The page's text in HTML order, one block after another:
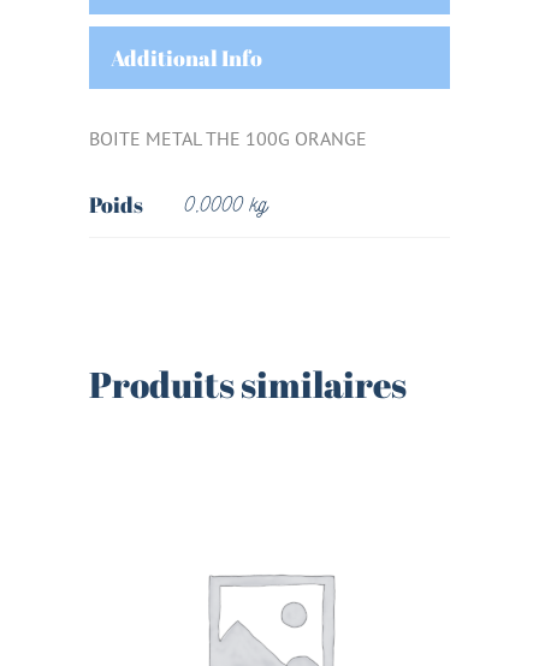
Additional Info
BOITE METAL THE 100G ORANGE
Poids 0,0000 kg
Produits similaires